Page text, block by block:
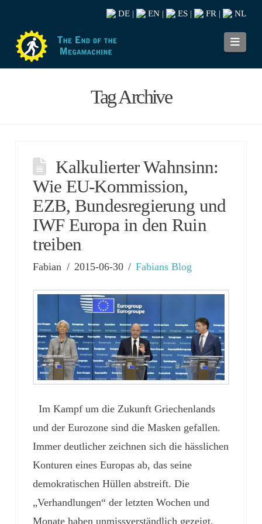
DE EN ES FR NL
Tag Archive
Kalkulierter Wahnsinn:
Wie EU-Kommission,
EZB, Bundesregierung und
IWF Europa in den Ruin
treiben
Fabian 2015-06-30 Fabians Blog
Im Kampf um die Zukunft Griechenlands
und der Eurozone sind die Masken gefallen.
Immer deutlicher zeichnen sich die hässlichen
Konturen eines Europas ab, das seine
demokratischen Hüllen abstreift. Die
„Verhandlungen“ der letzten Wochen und
Monate haben unmissverständlich gezeigt,